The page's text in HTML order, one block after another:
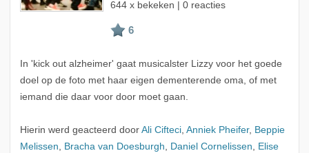
644 x bekeken | 0 reacties
In 'kick out alzheimer' gaat musicalster Lizzy voor het goede
doel op de foto met haar eigen dementerende oma, of met
iemand die daar voor door moet gaan.
Hierin werd geacteerd door Ali Cifteci, Anniek Pheifer, Beppie
Melissen, Bracha van Doesburgh, Daniel Cornelissen, Elise